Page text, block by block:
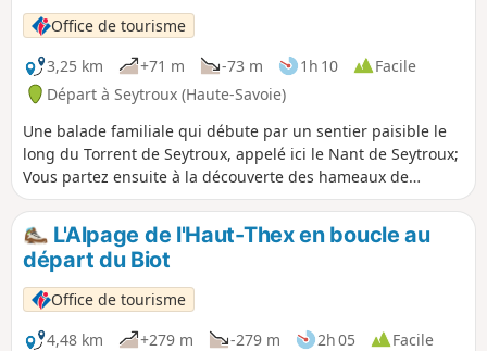
Office de tourisme
3,25 km
+71 m -73 m 1h 10
Facile
Départ à Seytroux (Haute-Savoie)
Une balade familiale qui débute par un sentier paisible le
long du Torrent de Seytroux, appelé ici le Nant de Seytroux;
Vous partez ensuite à la découverte des hameaux de
Seytroux et ses habitations à l'architecture traditionnelle.
Ne manquez pas la vue sur le chef-lieu du village avec le
sommet du Pic de la Corne en arrière-plan depuis le
hameau du Crêt !
L'Alpage de l'Haut-Thex en boucle au
départ du Biot
Office de tourisme
4,48 km
+279 m -279 m 2h 05
Facile